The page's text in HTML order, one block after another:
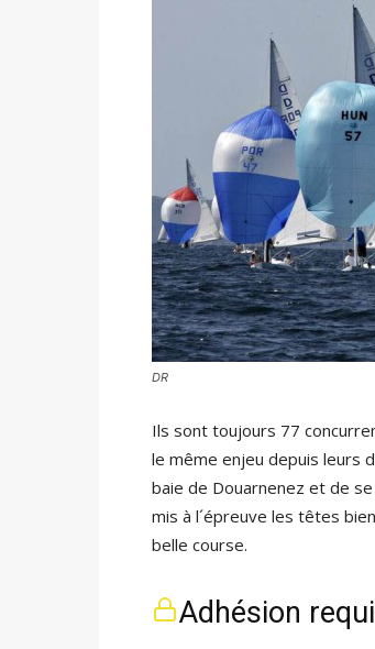
DR
Ils sont toujours 77
le même enjeu depuis leurs
baie de Douarnenez et de
mis à l´épreuve les têtes
belle course.
Adhésion